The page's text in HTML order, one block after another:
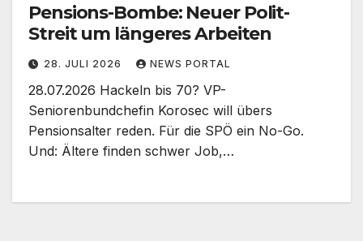
Pensions-Bombe: Neuer Polit-
Streit um längeres Arbeiten
28. JULI 2026 NEWS PORTAL
28.07.2026 Hackeln bis 70? VP-
Seniorenbundchefin Korosec will übers
Pensionsalter reden. Für die SPÖ ein No-Go.
Und: Ältere finden schwer Job,…